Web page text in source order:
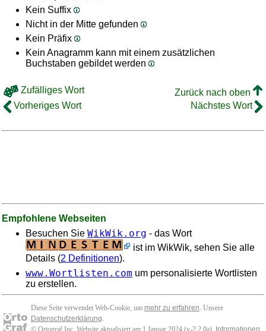
Kein Suffix
Nicht in der Mitte gefunden
Kein Präfix
Kein Anagramm kann mit einem zusätzlichen
Buchstaben gebildet werden
Zufälliges Wort
Zurück nach oben
Vorheriges Wort
Nächstes Wort
Empfohlene Webseiten
Besuchen Sie WikWik.org - das Wort
ist im WikWik, sehen Sie alle
Details (2 Definitionen).
www.Wortlisten.com um personalisierte Wortlisten
zu erstellen.
Diese Seite verwendet Web-Cookie, um mehr zu erfahren. Unsere
Datenschutzerklärung.
© Ortograf Inc. Website aktualisiert am 1 Januar 2024 (v-2.2.0a). Informationen